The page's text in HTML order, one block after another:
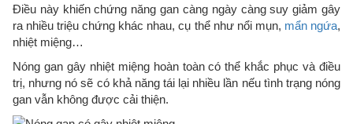
Điều này khiến chứng năng gan càng ngày càng suy giảm gây
ra nhiều triệu chứng khác nhau, cụ thể như nổi mụn, mẩn ngứa,
nhiệt miệng…
Nóng gan gây nhiệt miệng hoàn toàn có thể khắc phục và điều
trị, nhưng nó sẽ có khả năng tái lại nhiều lần nếu tình trạng nóng
gan vẫn không được cải thiện.